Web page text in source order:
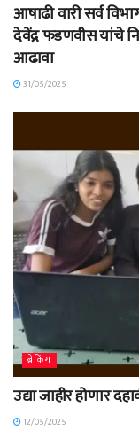
आषाढी वारी सर्व
देवेंद्र फडणवीस यांचे
आढावा
31/05/2025
ब्रेकिंग
उद्या जाहीर होणार
12/05/2025